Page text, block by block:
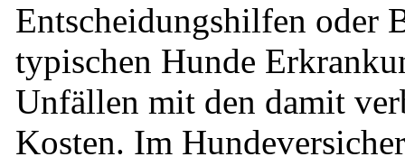
Entscheidungshilfen oder
typischen Hunde
Unfällen mit den damit
Kosten. Im